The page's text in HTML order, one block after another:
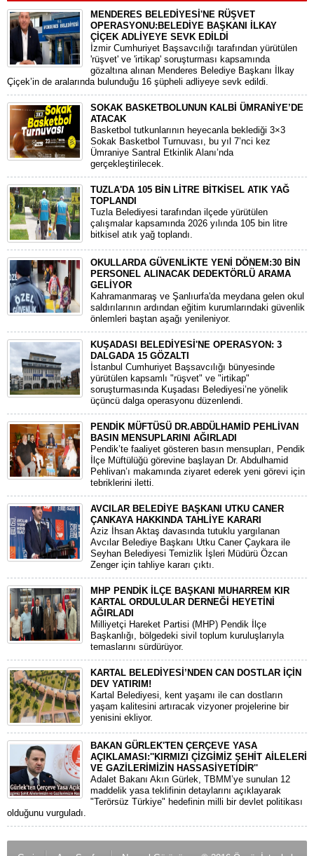
MENDERES BELEDİYESİ'NE RÜŞVET
OPERASYONU:BELEDİYE BAŞKANI İLKAY
ÇİÇEK ADLİYEYE SEVK EDİLDİ
​İzmir Cumhuriyet Başsavcılığı tarafından yürütülen
'rüşvet' ve 'irtikap' soruşturması kapsamında
gözaltına alınan Menderes Belediye Başkanı İlkay
Çiçek’in de aralarında bulunduğu 16 şüpheli adliyeye sevk edildi.
SOKAK BASKETBOLUNUN KALBİ ÜMRANİYE’DE
ATACAK
Basketbol tutkunlarının heyecanla beklediği 3×3
Sokak Basketbol Turnuvası, bu yıl 7’nci kez
Ümraniye Santral Etkinlik Alanı’nda
gerçekleştirilecek.
TUZLA'DA 105 BİN LİTRE BİTKİSEL ATIK YAĞ
TOPLANDI
Tuzla Belediyesi tarafından ilçede yürütülen
çalışmalar kapsamında 2026 yılında 105 bin litre
bitkisel atık yağ toplandı.
OKULLARDA GÜVENLİKTE YENİ DÖNEM:30 BİN
PERSONEL ALINACAK DEDEKTÖRLÜ ARAMA
GELİYOR
​Kahramanmaraş ve Şanlıurfa'da meydana gelen okul
saldırılarının ardından eğitim kurumlarındaki güvenlik
önlemleri baştan aşağı yenileniyor.
KUŞADASI BELEDİYESİ'NE OPERASYON: 3
DALGADA 15 GÖZALTI
​İstanbul Cumhuriyet Başsavcılığı bünyesinde
yürütülen kapsamlı "rüşvet" ve "irtikap"
soruşturmasında Kuşadası Belediyesi’ne yönelik
üçüncü dalga operasyonu düzenlendi.
PENDİK MÜFTÜSÜ DR.ABDÜLHAMİD PEHLİVAN
BASIN MENSUPLARINI AĞIRLADI
​Pendik’te faaliyet gösteren basın mensupları, Pendik
İlçe Müftülüğü görevine başlayan Dr. Abdulhamid
Pehlivan’ı makamında ziyaret ederek yeni görevi için
tebriklerini iletti.
AVCILAR BELEDİYE BAŞKANI UTKU CANER
ÇANKAYA HAKKINDA TAHLİYE KARARI
​Aziz İhsan Aktaş davasında tutuklu yargılanan
Avcılar Belediye Başkanı Utku Caner Çaykara ile
Seyhan Belediyesi Temizlik İşleri Müdürü Özcan
Zenger için tahliye kararı çıktı.
MHP PENDİK İLÇE BAŞKANI MUHARREM KIR
KARTAL ORDULULAR DERNEĞİ HEYETİNİ
AĞIRLADI
​Milliyetçi Hareket Partisi (MHP) Pendik İlçe
Başkanlığı, bölgedeki sivil toplum kuruluşlarıyla
temaslarını sürdürüyor.
KARTAL BELEDİYESİ’NDEN CAN DOSTLAR İÇİN
DEV YATIRIM!
Kartal Belediyesi, kent yaşamı ile can dostların
yaşam kalitesini artıracak vizyoner projelerine bir
yenisini ekliyor.
BAKAN GÜRLEK'TEN ÇERÇEVE YASA
AÇIKLAMASI:''KIRMIZI ÇİZGİMİZ ŞEHİT AİLELERİ
VE GAZİLERİMİZİN HASSASİYETİDİR''
Adalet Bakanı Akın Gürlek, TBMM’ye sunulan 12
maddelik yasa teklifinin detaylarını açıklayarak
"Terörsüz Türkiye" hedefinin milli bir devlet politikası
olduğunu vurguladı.